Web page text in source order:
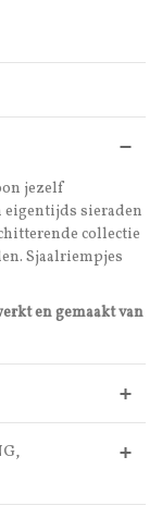
jezelf
eigentijds sieraden
collectie
Sjaalriempjes
en gemaakt van